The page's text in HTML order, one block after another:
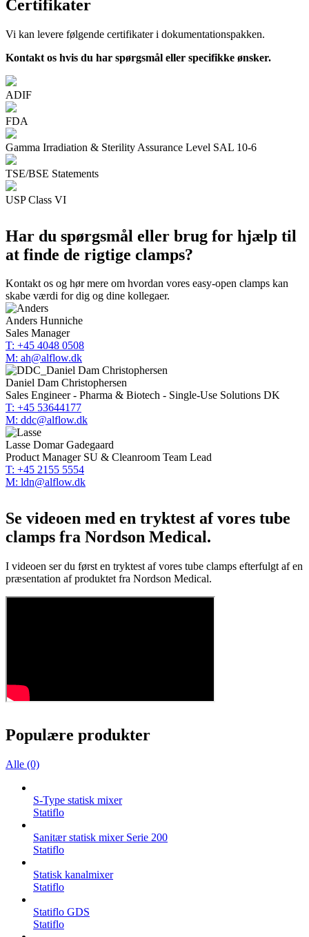
Certifikater
Vi kan levere følgende certifikater i dokumentationspakken.
Kontakt os hvis du har spørgsmål eller specifikke ønsker.
ADIF
FDA
Gamma Irradiation & Sterility Assurance Level SAL 10-6
TSE/BSE Statements
USP Class VI
Har du spørgsmål eller brug for hjælp til
at finde de rigtige clamps?
Kontakt os og hør mere om hvordan vores easy-open clamps kan
skabe værdi for dig og dine kollegaer.
Anders Hunniche
Sales Manager
T: +45 4048 0508
M: ah@alflow.dk
Daniel Dam Christophersen
Sales Engineer - Pharma & Biotech - Single-Use Solutions DK
T: +45 53644177
M: ddc@alflow.dk
Lasse Domar Gadegaard
Product Manager SU & Cleanroom Team Lead
T: +45 2155 5554
M: ldn@alflow.dk
Se videoen med en tryktest af vores tube
clamps fra Nordson Medical.
I videoen ser du først en tryktest af vores tube clamps efterfulgt af en
præsentation af produktet fra Nordson Medical.
Populære produkter
Alle (0)
S-Type statisk mixer
Statiflo
Sanitær statisk mixer Serie 200
Statiflo
Statisk kanalmixer
Statiflo
Statiflo GDS
Statiflo